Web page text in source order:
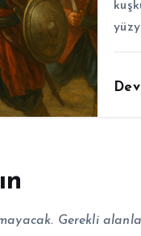
Gerekli